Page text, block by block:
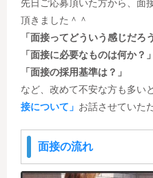
先日ご応募頂いた方から、面
頂きました＾＾
「面接ってどういう感じだろ
「面接に必要なものは何か？」
「面接の採用基準は？」
など、改めて不安な方も多い
接について」 お話させていた
面接の流れ